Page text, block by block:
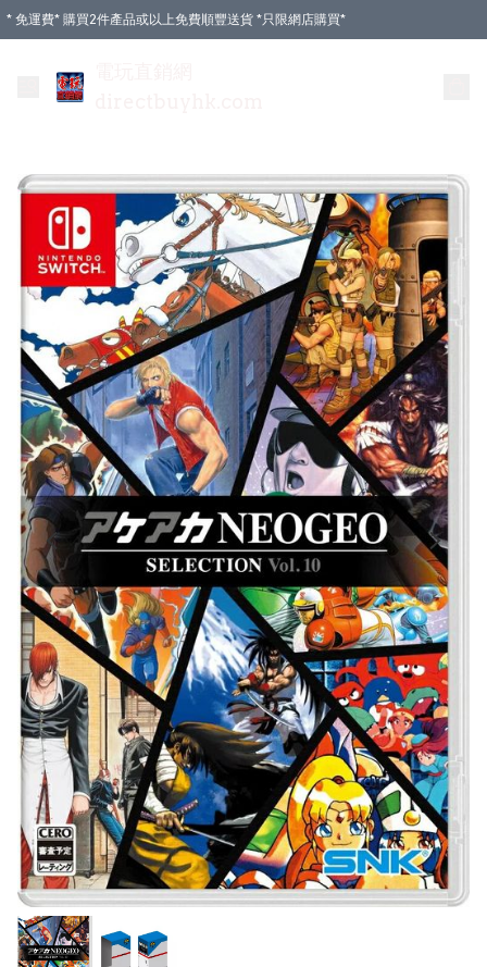
* 免運費* 購買2件產品或以上免費順豐送貨 *只限網店購買*